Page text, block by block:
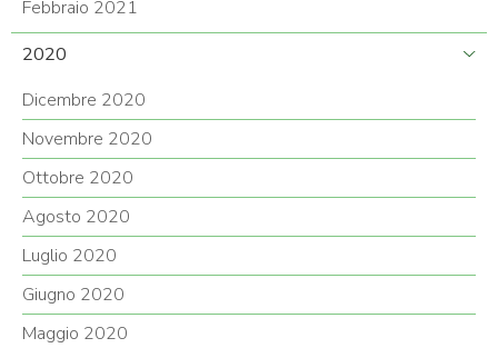
Febbraio 2021
2020
Dicembre 2020
Novembre 2020
Ottobre 2020
Agosto 2020
Luglio 2020
Giugno 2020
Maggio 2020